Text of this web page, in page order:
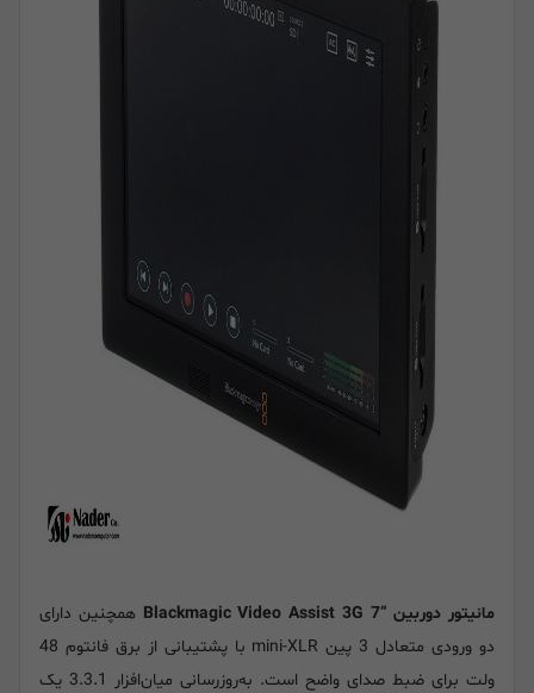
مانیتور دوربین “Blackmagic Video Assist 3G 7
همچنین دارای
دو ورودی متعادل 3 پین mini-XLR با پشتیبانی از برق فانتوم 48
ولت برای ضبط صدای واضح است. به‌روزرسانی میان‌افزار 3.3.1 یک